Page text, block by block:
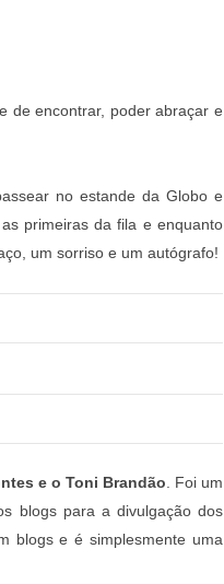
de encontrar, poder abraçar e
no estande da Globo e
primeiras da fila e enquanto
um sorriso e um autógrafo!
e o Toni Brandão . Foi um
blogs para a divulgação dos
blogs e é simplesmente uma